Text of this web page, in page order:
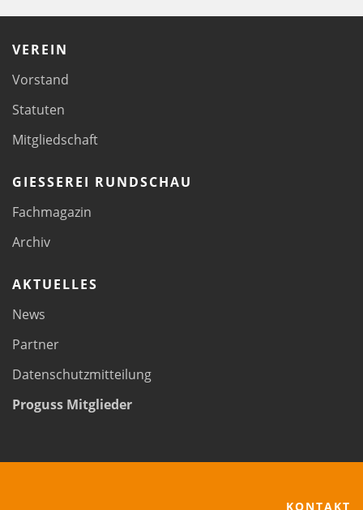
VEREIN
Vorstand
Statuten
Mitgliedschaft
GIESSEREI RUNDSCHAU
Fachmagazin
Archiv
AKTUELLES
News
Partner
Datenschutzmitteilung
Proguss Mitglieder
KONTAKT